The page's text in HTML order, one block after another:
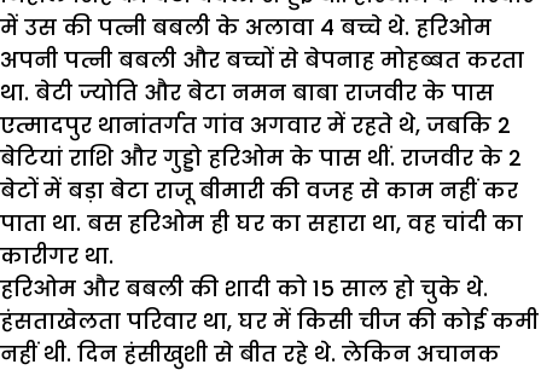
में उस की पत्नी बबली के अलावा 4 बच्चे थे. हरिओम
अपनी पत्नी बबली और बच्चों से बेपनाह मोहब्बत करता
था. बेटी ज्योति और बेटा नमन बाबा राजवीर के पास
एत्मादपुर थानांतर्गत गांव अगवार में रहते थे, जबकि 2
बेटियां राशि और गुड्डो हरिओम के पास थीं. राजवीर के 2
बेटों में बड़ा बेटा राजू बीमारी की वजह से काम नहीं कर
पाता था. बस हरिओम ही घर का सहारा था, वह चांदी का
कारीगर था.
हरिओम और बबली की शादी को 15 साल हो चुके थे.
हंसताखेलता परिवार था, घर में किसी चीज की कोई कमी
नहीं थी. दिन हंसीखुशी से बीत रहे थे. लेकिन अचानक